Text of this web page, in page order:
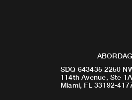
SDQ 643435 2250
114th Avenue, Ste 1A
Miami, FL 33192-